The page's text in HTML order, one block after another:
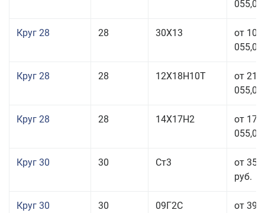
055,00
Круг 28 28 30Х13
от 103
055,00
Круг 28 28 12Х18Н10Т
от 210
055,00
Круг 28 28 14Х17Н2
от 179
055,00
Круг 30 30 Ст3
от 35
руб.
Круг 30 30 09Г2С
от 39